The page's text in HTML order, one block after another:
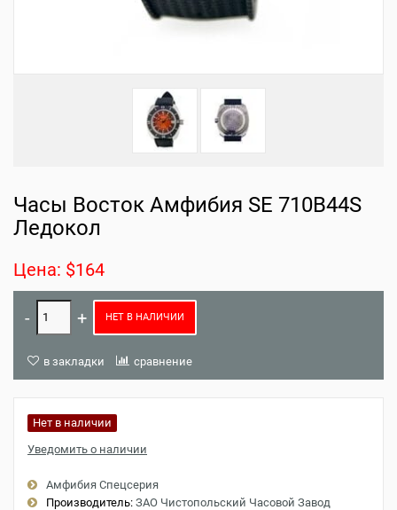
Часы Восток Амфибия SE 710B44S
Ледокол
Цена: $164
НЕТ В НАЛИЧИИ
в закладки сравнение
Нет в наличии
Уведомить о наличии
Амфибия Спецсерия
Производитель: ЗАО Чистопольский Часовой Завод